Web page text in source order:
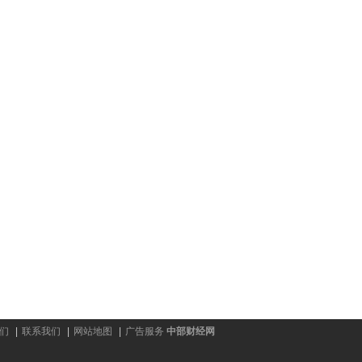
联系我们 网站地图 广告服务 中部财经网